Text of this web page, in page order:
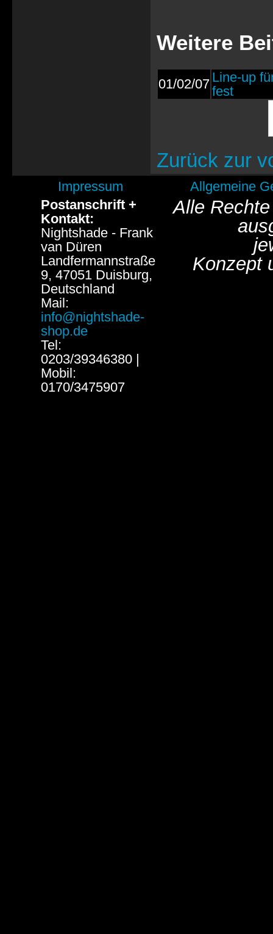
Weitere
01/02/07 Line-up
fest
Zurück zur
Impressum
Allgemeine
Postanschrift +
Kontakt:
Nightshade - Frank
van Düren
Landfermannstraße
9, 47051 Duisburg,
Deutschland
Mail:
info@nightshade-
shop.de
Tel:
0203/39346380 |
Mobil:
0170/3475907
Alle
Konzept